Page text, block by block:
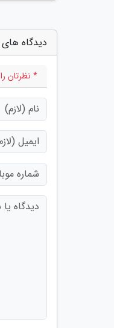
دیدگاه
* نظرتان